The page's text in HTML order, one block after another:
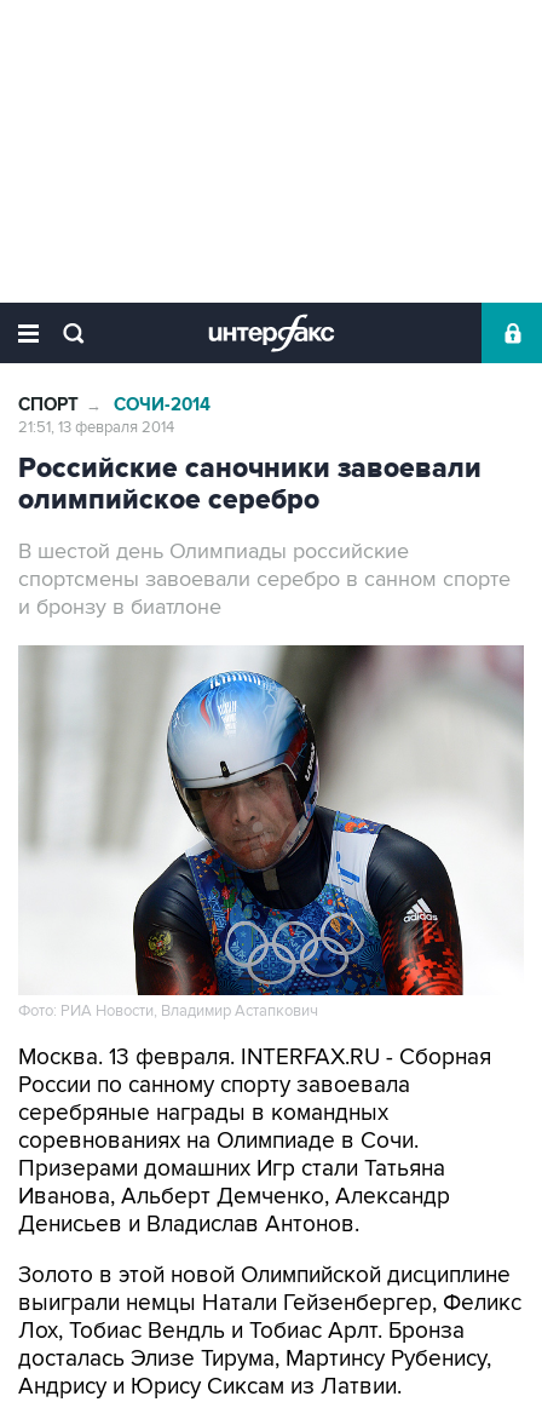
СПОРТ → СОЧИ-2014
21:51, 13 февраля 2014
Российские саночники завоевали
олимпийское серебро
В шестой день Олимпиады российские
спортсмены завоевали серебро в санном спорте
и бронзу в биатлоне
Фото: РИА Новости, Владимир Астапкович
Москва. 13 февраля. INTERFAX.RU - Сборная
России по санному спорту завоевала
серебряные награды в командных
соревнованиях на Олимпиаде в Сочи.
Призерами домашних Игр стали Татьяна
Иванова, Альберт Демченко, Александр
Денисьев и Владислав Антонов.
Золото в этой новой Олимпийской дисциплине
выиграли немцы Натали Гейзенбергер, Феликс
Лох, Тобиас Вендль и Тобиас Арлт. Бронза
досталась Элизе Тирума, Мартинсу Рубенису,
Андрису и Юрису Сиксам из Латвии.